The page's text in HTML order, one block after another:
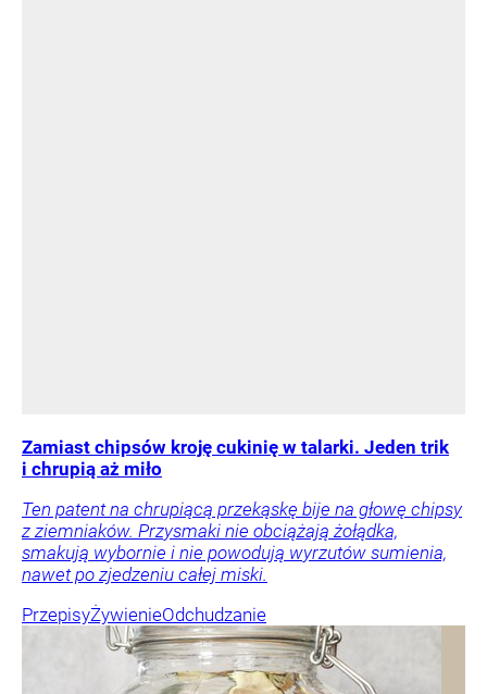
Zamiast chipsów kroję cukinię w talarki. Jeden trik
i chrupią aż miło
Ten patent na chrupiącą przekąskę bije na głowę chipsy
z ziemniaków. Przysmaki nie obciążają żołądka,
smakują wybornie i nie powodują wyrzutów sumienia,
nawet po zjedzeniu całej miski.
PrzepisyŻywienieOdchudzanie